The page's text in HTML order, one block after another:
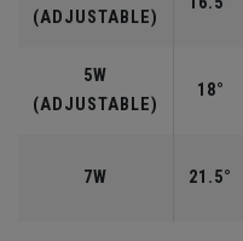
(ADJUSTABLE)
5W
(ADJUSTABLE)
18°
7W 21.5°